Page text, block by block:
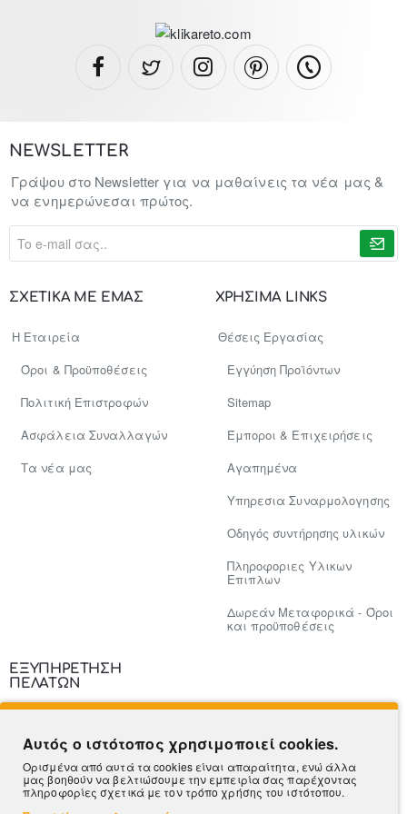
ΣΧΕΤΙΚΑ ΜΕ ΕΜΑΣ
Η Εταιρεία
Όροι & Προϋποθέσεις
Πολιτική Επιστροφών
Ασφάλεια Συναλλαγών
Tα νέα μας
ΧΡΗΣΙΜΑ LINKS
Θέσεις Εργασίας
Εγγύηση Προϊόντων
Sitemap
Έμποροι & Επιχειρήσεις
Αγαπημένα
Υπηρεσια Συναρμολογησης
Οδηγός συντήρησης υλικών
Πληροφοριες Υλικων
Επιπλων
Δωρεάν Μεταφορικά - Όροι
και προϋποθέσεις
ΕΞΥΠΗΡΕΤΗΣΗ
ΠΕΛΑΤΩΝ
Τρόποι Πληρωμής
Πληροφορίες Αποστολής
NEWSLETTER
Γράψου στο Newsletter για να μαθαίνεις τα νέα μας &
να ενημερώνεσαι πρώτος.
σας..
Αυτός ο ιστότοπος χρησιμοποιεί cookies.
Ορισμένα από αυτά τα cookies είναι απαραίτητα, ενώ άλλα
μας βοηθούν να βελτιώσουμε την εμπειρία σας παρέχοντας
πληροφορίες σχετικά με τον τρόπο χρήσης του ιστότοπου.